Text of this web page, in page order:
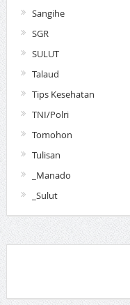
Sangihe
SGR
SULUT
Talaud
Tips Kesehatan
TNI/Polri
Tomohon
Tulisan
_Manado
_Sulut